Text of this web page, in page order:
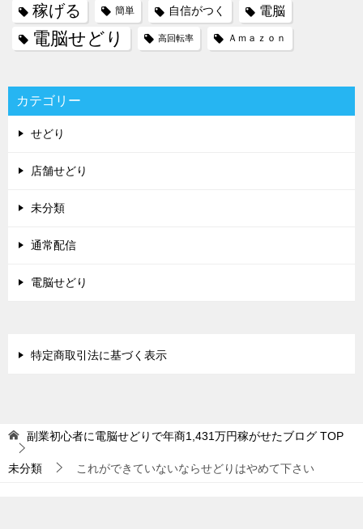
稼げる 簡単 自信がつく 電脳
電脳せどり 高回転率 Ａｍａｚｏｎ
カテゴリー
せどり
店舗せどり
未分類
通常配信
電脳せどり
特定商取引法に基づく表示
副業初心者に電脳せどりで年商1,431万円稼がせたブログ TOP
未分類 これができていないならせどりはやめて下さい